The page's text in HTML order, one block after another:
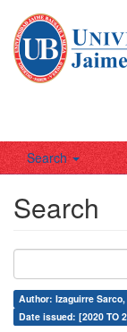
Search
Search
Author: Izaguirre
Date issued: [2020 TO